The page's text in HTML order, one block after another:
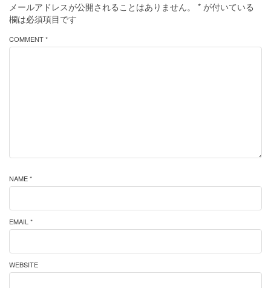
メールアドレスが公開されることはありません。 * が付いている
欄は必須項目です
COMMENT *
NAME *
EMAIL *
WEBSITE